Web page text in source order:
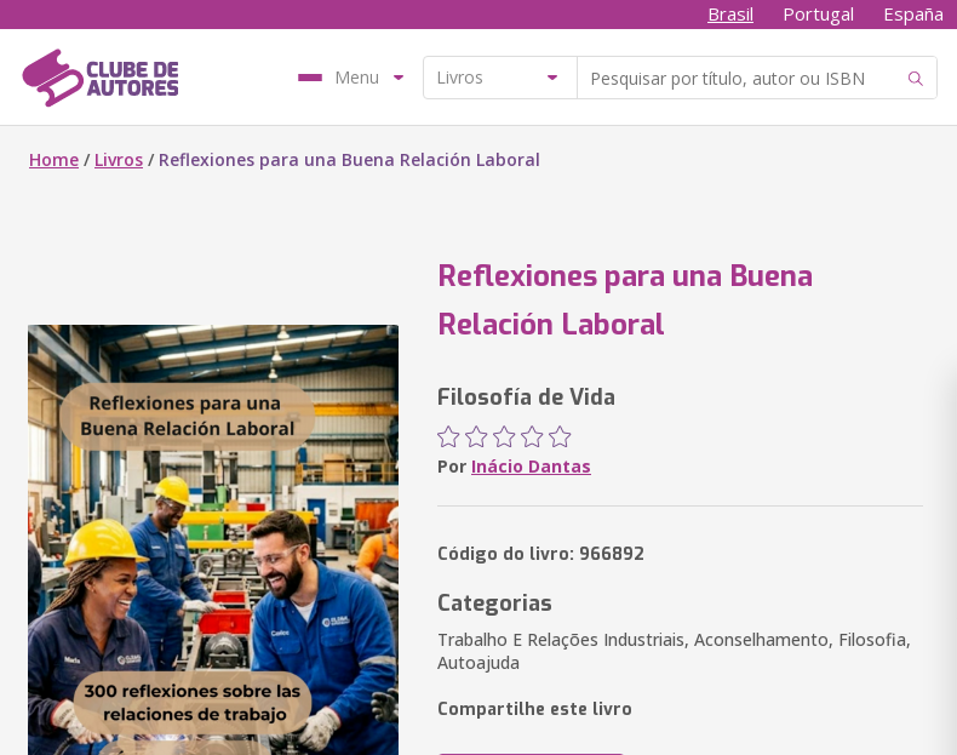
Brasil Portugal España
Menu
Home / Livros / Reflexiones para una Buena Relación Laboral
Reflexiones para una Buena
Relación Laboral
Filosofía de Vida
Por Inácio Dantas
Código do livro: 966892
Categorias
Trabalho E Relações Industriais, Aconselhamento, Filosofia,
Autoajuda
Compartilhe este livro